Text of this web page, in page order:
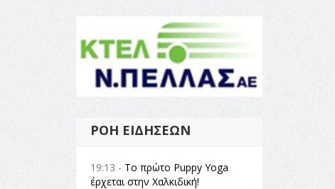
ΡΟΉ ΕΙΔΉΣΕΩΝ
19:13 - Το πρώτο Puppy Yoga
έρχεται στην Χαλκιδική!